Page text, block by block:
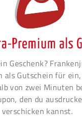
Premium als
Geschenk?
als Gutschein für
von zwei Minuten
den du
verschicken kannst.